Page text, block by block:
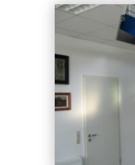
Barrierefrei
Klappläden
Schnitzereien
Rechen – handwerkliche
– Gartenrechen –